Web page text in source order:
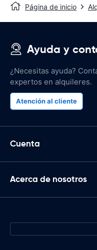
Página de inicio
Ayuda y
¿Necesitas ayuda?
expertos en alquileres.
Atención al cliente
Cuenta
Acerca de nosotros